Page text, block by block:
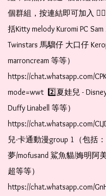
個群組，按連結即可加入
括Kitty melody Kuromi PC
Twinstars 馬騮仔 大口仔
marroncream 等等）
https://chat.whatsapp.com/
mode=wwt  2️⃣夏娃兒 -
Duffy Linabell 等等）
https://chat.whatsapp.com/
兒-卡通動漫group 1（包括
夢/mofusand 鯊魚貓/娒明阿
超等等）
https://chat.whatsapp.com/